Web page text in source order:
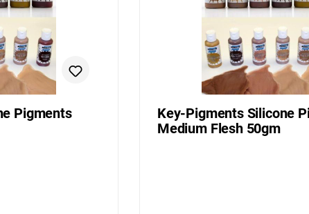
Pigments
Key-Pigments Silicone
Medium Flesh 50gm